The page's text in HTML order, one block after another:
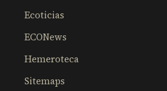
Ecoticias
ECONews
Hemeroteca
Sitemaps